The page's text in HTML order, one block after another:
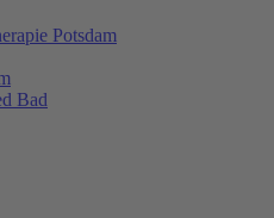
Potsdam
Bad